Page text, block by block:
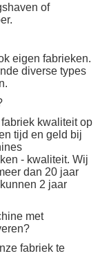
of
eigen fabrieken.
diverse types
kwaliteit op
tijd en geld bij
- kwaliteit. Wij
dan 20 jaar
2 jaar
met
fabriek te